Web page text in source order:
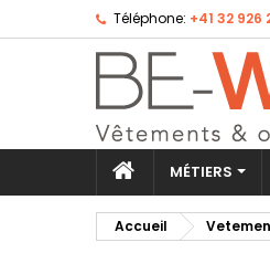
Téléphone: +41 32 926
MÉTIERS
Accueil